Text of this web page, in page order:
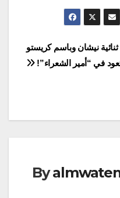
ثنائية نيشان وباسم كريستو
في “أمير الشعراء”!
By